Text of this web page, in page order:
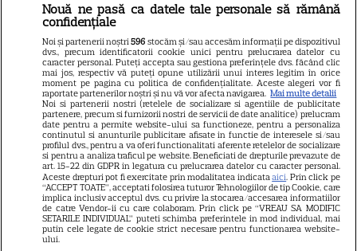
ALTE ARTICOLE
INTERESANTE
16
NETFLIX
Noutăți Netflix în august 2026:
Robert De Niro, „Nosferatu” și
noile sezoane din „Outer
Banks” și „Un veac de
singurătate”
Nouă ne pasă ca datele tale personale să rămână
confidențiale
Noi și partenerii noștri596 stocăm și/sau accesăm informații pe dispozitivul
dvs., precum identificatorii cookie unici pentru prelucrarea datelor cu
caracter personal. Puteți accepta sau gestiona preferințele dvs. făcând clic
mai jos, respectiv vă puteți opune utilizării unui interes legitim în orice
moment pe pagina cu politica de confidențialitate. Aceste alegeri vor fi
raportate partenerilor noștri și nu vă vor afecta navigarea. Mai multe detalii
Noi si partenerii nostri (retelele de socializare si agentiile de publicitate
partenere, precum si furnizorii nostri de servicii de date analitice) prelucram
date pentru a permite website-ului sa functioneze, pentru a personaliza
continutul si anunturile publicitare afisate in functie de interesele si/sau
profilul dvs., pentru a va oferi functionalitati aferente retelelor de socializare
si pentru a analiza traficul pe website. Beneficiati de drepturile prevazute de
art. 15-22 din GDPR in legatura cu prelucrarea datelor cu caracter personal.
Aceste drepturi pot fi exercitate prin modalitatea indicataaici. Prin click pe
“ACCEPT TOATE”, acceptati folosirea tuturor Tehnologiilor de tip Cookie, care
implica inclusiv acceptul dvs. cu privire la stocarea/accesarea informatiilor
de catre Vendor-ii cu care colaboram. Prin click pe “VREAU SA MODIFIC
SETARILE INDIVIDUAL” puteti schimba preferintele in mod individual, mai
putin cele legate de cookie strict necesare pentru functionarea website-
ului.